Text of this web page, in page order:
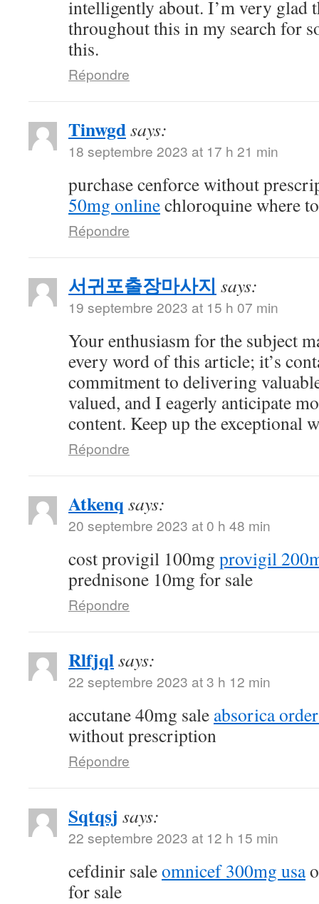
intelligently about. I’m very glad
throughout this in my search for
this.
Répondre
Tinwgdsays:
18 septembre 2023 at 17 h 21 min
purchase cenforce without
50mg onlinechloroquine where
Répondre
서귀포출장마사지 says:
19 septembre 2023 at 15 h 07 min
Your enthusiasm for the subject
every word of this article; it’s
commitment to delivering
valued, and I eagerly anticipate
content. Keep up the exceptional
Répondre
Atkenq says:
20 septembre 2023 at 0 h 48 min
cost provigil 100mg provigil
prednisone 10mg for sale
Répondre
Rlfjqlsays:
22 septembre 2023 at 3 h 12 min
accutane 40mg sale absorica
without prescription
Répondre
Sqtqsj says:
22 septembre 2023 at 12 h 15 min
cefdinir saleomnicef 300mg usa
for sale